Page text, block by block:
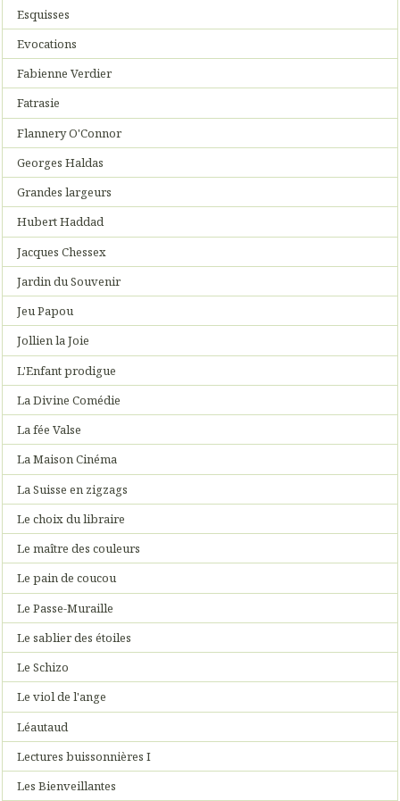
Esquisses
Evocations
Fabienne Verdier
Fatrasie
Flannery O'Connor
Georges Haldas
Grandes largeurs
Hubert Haddad
Jacques Chessex
Jardin du Souvenir
Jeu Papou
Jollien la Joie
L'Enfant prodigue
La Divine Comédie
La fée Valse
La Maison Cinéma
La Suisse en zigzags
Le choix du libraire
Le maître des couleurs
Le pain de coucou
Le Passe-Muraille
Le sablier des étoiles
Le Schizo
Le viol de l'ange
Léautaud
Lectures buissonnières I
Les Bienveillantes